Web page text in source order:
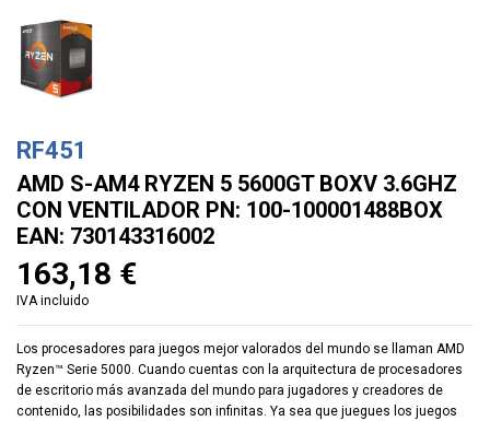
RF451
AMD S-AM4 RYZEN 5 5600GT BOXV 3.6GHZ
CON VENTILADOR PN: 100-100001488BOX
EAN: 730143316002
163,18 €
IVA incluido
Los procesadores para juegos mejor valorados del mundo se llaman AMD
Ryzen™ Serie 5000. Cuando cuentas con la arquitectura de procesadores
de escritorio más avanzada del mundo para jugadores y creadores de
contenido, las posibilidades son infinitas. Ya sea que juegues los juegos